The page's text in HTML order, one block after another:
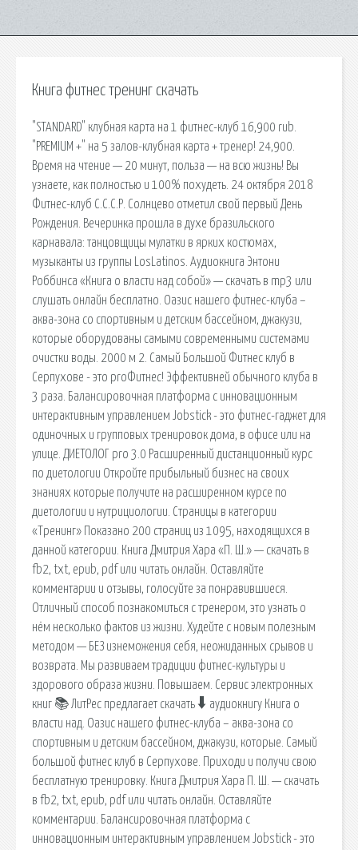
Книга фитнес тренинг скачать
"STANDARD" клубная карта на 1 фитнес-клуб 16,900 rub.
"PREMIUM +" на 5 залов-клубная карта + тренер! 24,900.
Время на чтение — 20 минут, польза — на всю жизнь! Вы
узнаете, как полностью и 100% похудеть. 24 октября 2018
Фитнес-клуб С.С.С.Р. Солнцево отметил свой первый День
Рождения. Вечеринка прошла в духе бразильского
карнавала: танцовщицы мулатки в ярких костюмах,
музыканты из группы LosLatinos. Аудиокнига Энтони
Роббинса «Книга о власти над собой» — скачать в mp3 или
слушать онлайн бесплатно. Оазис нашего фитнес-клуба –
аква-зона со спортивным и детским бассейном, джакузи,
которые оборудованы самыми современными системами
очистки воды. 2000 м 2. Самый Большой Фитнес клуб в
Серпухове - это proФитнес! Эффективней обычного клуба в
3 раза. Балансировочная платформа с инновационным
интерактивным управлением Jobstick - это фитнес-гаджет для
одиночных и групповых тренировок дома, в офисе или на
улице. ДИЕТОЛОГ pro 3.0 Расширенный дистанционный курс
по диетологии Откройте прибыльный бизнес на своих
знаниях которые получите на расширенном курсе по
диетологии и нутрициологии. Страницы в категории
«Тренинг» Показано 200 страниц из 1095, находящихся в
данной категории. Книга Дмитрия Хара «П. Ш.» — скачать в
fb2, txt, epub, pdf или читать онлайн. Оставляйте
комментарии и отзывы, голосуйте за понравившиеся.
Отличный способ познакомиться с тренером, это узнать о
нём несколько фактов из жизни. Худейте с новым полезным
методом — БЕЗ изнеможения себя, неожиданных срывов и
возврата. Мы развиваем традиции фитнес-культуры и
здорового образа жизни. Повышаем. Сервис электронных
книг 📚 ЛитРес предлагает скачать 🠳 аудиокнигу Книга о
власти над. Оазис нашего фитнес-клуба – аква-зона со
спортивным и детским бассейном, джакузи, которые. Самый
большой фитнес клуб в Серпухове. Приходи и получи свою
бесплатную тренировку. Книга Дмитрия Хара П. Ш. — скачать
в fb2, txt, epub, pdf или читать онлайн. Оставляйте
комментарии. Балансировочная платформа с
инновационным интерактивным управлением Jobstick - это